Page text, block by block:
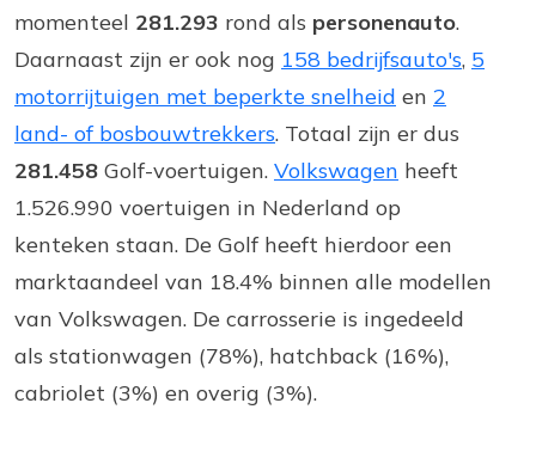
momenteel 281.293 rond als personenauto.
Daarnaast zijn er ook nog 158 bedrijfsauto's, 5
motorrijtuigen met beperkte snelheid en 2
land- of bosbouwtrekkers. Totaal zijn er dus
281.458 Golf-voertuigen. Volkswagen heeft
1.526.990 voertuigen in Nederland op
kenteken staan. De Golf heeft hierdoor een
marktaandeel van 18.4% binnen alle modellen
van Volkswagen. De carrosserie is ingedeeld
als stationwagen (78%), hatchback (16%),
cabriolet (3%) en overig (3%).